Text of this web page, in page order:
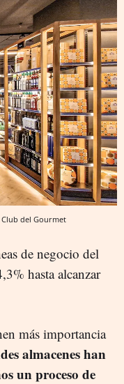
Club del Gourmet
de negocio del
hasta alcanzar
más importancia
almacenes han
un proceso de